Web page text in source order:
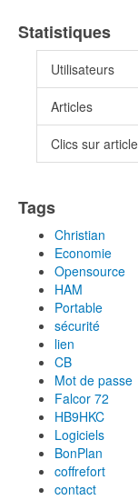
Statistiques
Utilisateurs
Articles
Clics sur
Tags
Christian
Economie
Opensource
HAM
Portable
sécurité
lien
CB
Mot de passe
Falcor 72
HB9HKC
Logiciels
BonPlan
coffrefort
contact